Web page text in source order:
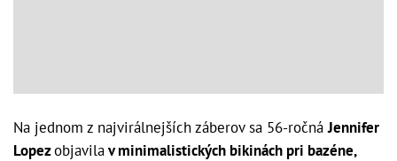
Na jednom z najvirálnejších záberov sa 56-ročnáJennifer
Lopezobjavilav minimalistických bikinách pri bazéne,